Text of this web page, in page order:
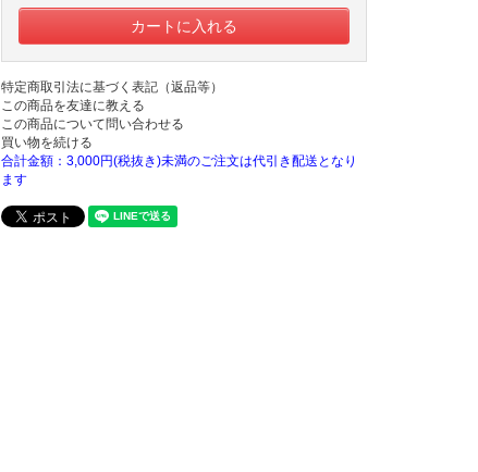
特定商取引法に基づく表記（返品等）
この商品を友達に教える
この商品について問い合わせる
買い物を続ける
合計金額：3,000円(税抜き)未満のご注文は代引き配送となり
ます